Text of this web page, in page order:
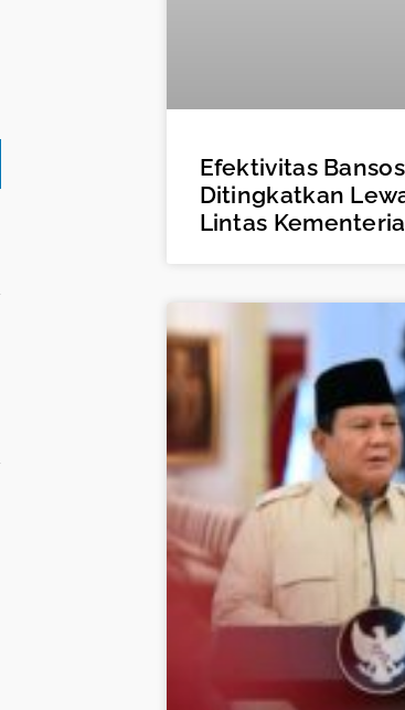
Efektivitas Bansos
Ditingkatkan
Lintas